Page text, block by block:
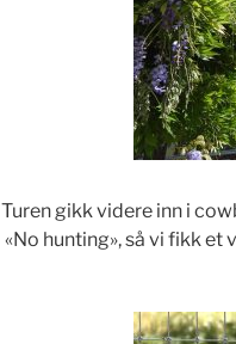
Turen gikk videre inn i
«No hunting», så vi fikk